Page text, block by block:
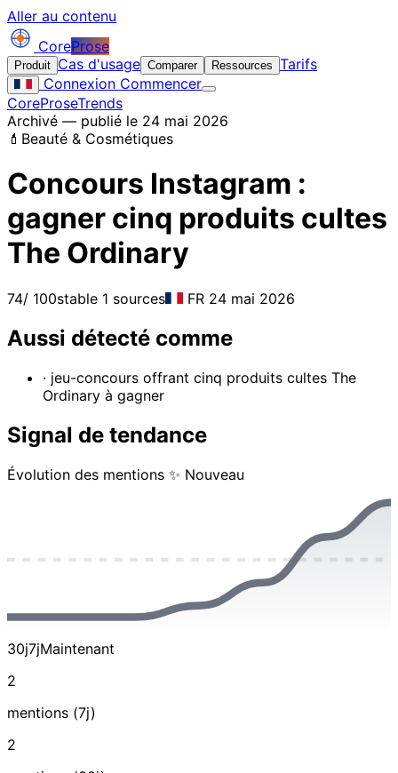
Aller au contenu
CoreProse
Produit Cas d'usage Comparer Ressources Tarifs
Connexion Commencer
CoreProseTrends
Archivé — publié le 24 mai 2026
💄 Beauté & Cosmétiques
Concours Instagram :
gagner cinq produits cultes
The Ordinary
74/ 100stable 1 sources FR 24 mai 2026
Aussi détecté comme
· jeu-concours offrant cinq produits cultes The
Ordinary à gagner
Signal de tendance
Évolution des mentions ✨ Nouveau
30j7jMaintenant
2
mentions (7j)
2